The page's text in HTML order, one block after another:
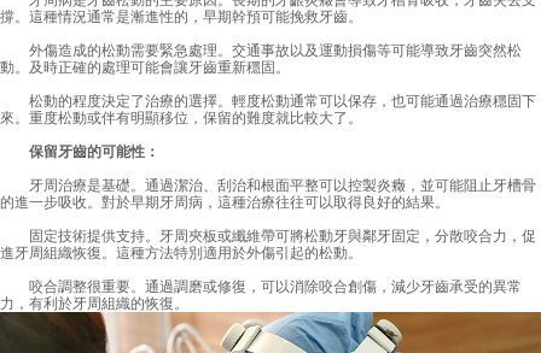
撐。這種情況通常是漸進性的，早期幹預可能挽救牙齒。
外傷造成的松動需要緊急處理。交通事故以及運動損傷等可能導致牙齒突然松
動。及時正確的處理可能會讓牙齒重新穩固。
松動的程度決定了治療的選擇。輕度松動通常可以保存，也可能通過治療穩固下
來。重度松動或伴有明顯移位，保留的難度就比較大了。
保留牙齒的可能性：
牙周治療是基礎。通過潔治、刮治和根面平整可以控製炎癥，並可能阻止牙槽骨
的進一步吸收。對於早期牙周病，這種治療往往可以取得良好的結果。
固定技術提供支持。牙周夾板或纖維帶可將松動牙與鄰牙固定，分散咬合力，促
進牙周組織恢復。這種方法特別適用於外傷引起的松動。
咬合調整很重要。通過調磨或修復，可以消除咬合創傷，減少牙齒承受的異常
力，有利於牙周組織的恢復。